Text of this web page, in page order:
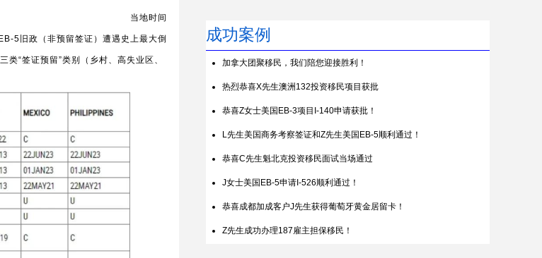
当地时间
5旧政（非预留签证）遭遇史上最大倒
“签证预留”类别（乡村、高失业区、
成功案例
加拿大团聚移民，我们陪您迎接胜利！
热烈恭喜X先生澳洲132投资移民项目获批
恭喜Z女士美国EB-3项目I-140申请获批！
L先生美国商务考察签证和Z先生美国EB-5顺利通过！
恭喜C先生魁北克投资移民面试当场通过
J女士美国EB-5申请I-526顺利通过！
恭喜成都加成客户J先生获得葡萄牙黄金居留卡！
Z先生成功办理187雇主担保移民！